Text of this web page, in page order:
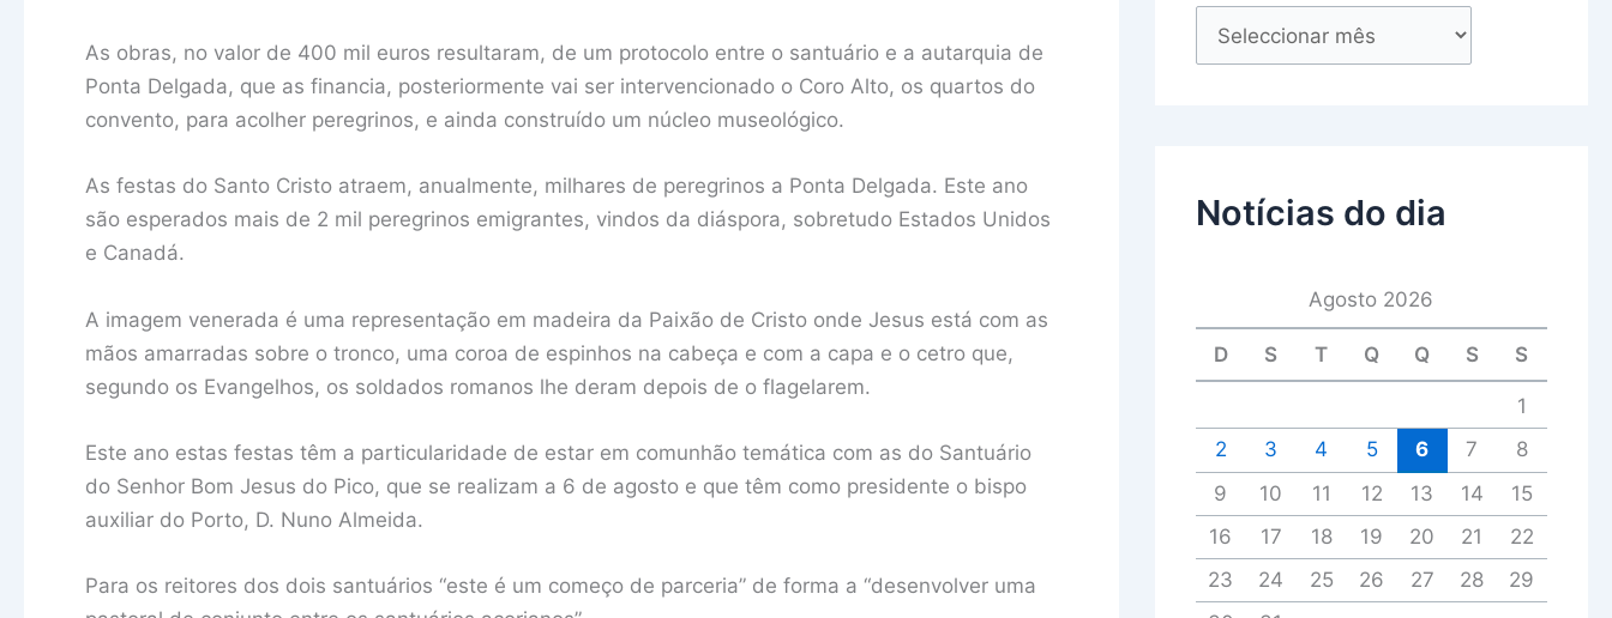
As obras, no valor de 400 mil euros resultaram, de um protocolo entre o santuário e a autarquia de
Ponta Delgada, que as financia, posteriormente vai ser intervencionado o Coro Alto, os quartos do
convento, para acolher peregrinos, e ainda construído um núcleo museológico.
As festas do Santo Cristo atraem, anualmente, milhares de peregrinos a Ponta Delgada. Este ano
são esperados mais de 2 mil peregrinos emigrantes, vindos da diáspora, sobretudo Estados Unidos
e Canadá.
A imagem venerada é uma representação em madeira da Paixão de Cristo onde Jesus está com as
mãos amarradas sobre o tronco, uma coroa de espinhos na cabeça e com a capa e o cetro que,
segundo os Evangelhos, os soldados romanos lhe deram depois de o flagelarem.
Este ano estas festas têm a particularidade de estar em comunhão temática com as do Santuário
do Senhor Bom Jesus do Pico, que se realizam a 6 de agosto e que têm como presidente o bispo
auxiliar do Porto, D. Nuno Almeida.
Para os reitores dos dois santuários “este é um começo de parceria” de forma a “desenvolver uma
Notícias do dia
Agosto 2026
D S T Q Q S S
1
2
3 4 5 6 7
8
9
10 11 12 13 14
15
16
17 18 19 20 21
22
23
24 25 26 27 28
29